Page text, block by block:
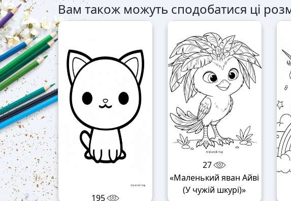
Вам також можуть сподобатися ці
195
27
«Маленький яван Айві
(У чужій шкурі)»